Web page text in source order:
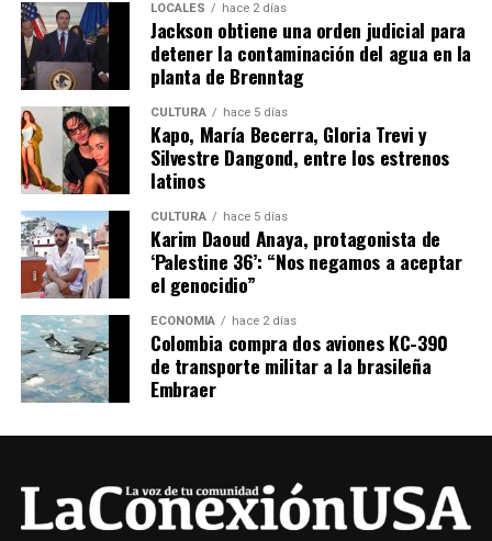
LOCALES hace 2 días
Jackson obtiene una orden judicial para
detener la contaminación del agua en la
planta de Brenntag
CULTURA hace 5 días
Kapo, María Becerra, Gloria Trevi y
Silvestre Dangond, entre los estrenos
latinos
CULTURA hace 5 días
Karim Daoud Anaya, protagonista de
‘Palestine 36’: “Nos negamos a aceptar
el genocidio”
ECONOMÍA hace 2 días
Colombia compra dos aviones KC-390
de transporte militar a la brasileña
Embraer